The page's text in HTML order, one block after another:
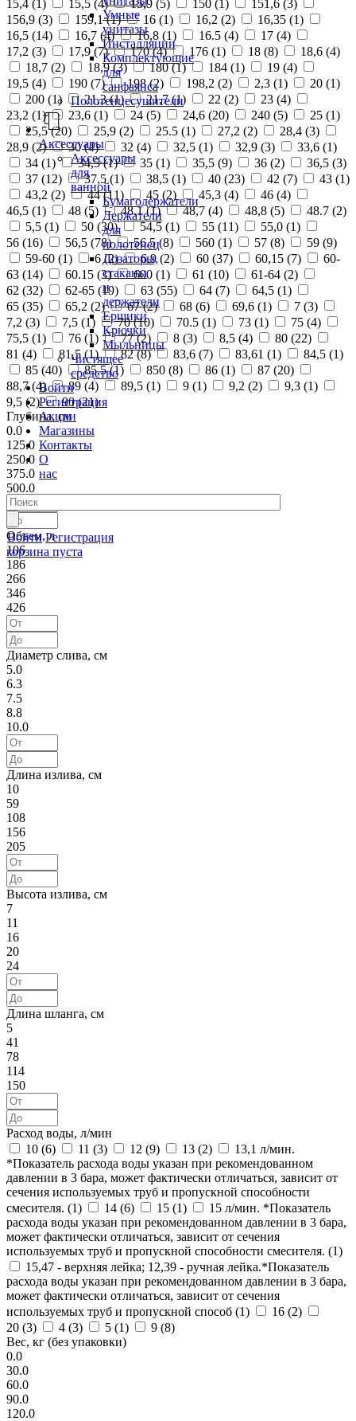
Умные
унитазы
Инсталляции
Комплектующие
для
санфаянса
Полотенцесушители
Аксессуары
Аксессуары
для
ванной
Бумагодержатели
Держатели
для
полотенец
Дозаторы,
стаканы
и
держатели
Ершики
Крючки
Мыльницы
Чистящее
средство
Войти
Регистрация
Акции
Магазины
Контакты
О
нас
Войти Регистрация
корзина пуста
15,4 (1 ) 15,5 (4) 15,9 (5) 150 (1 ) 151,6 (3)
156,9 (3) 159,1 (1) 16 (1) 16,2 (2) 16,35 (1)
16,5 (14) 16,7 (4) 16,8 (1) 16.5 (4) 17 (4)
17,2 (3) 17,9 (7) 170 (4) 176 (1) 18 (8) 18,6 (4)
18,7 (2) 18,9 (3) 180 (1) 184 (1) 19 (4)
19,5 (4) 190 (7) 198 (2) 198,2 (2) 2,3 (1) 20 (1)
200 (1) 21,3 (1) 21,7 (1) 22 (2) 23 (4)
23,2 (1) 23,6 (1) 24 (5) 24,6 (20) 240 (5) 25 (1)
25,5 (20) 25,9 (2) 25.5 (1) 27,2 (2) 28,4 (3)
28,9 (2) 30 (4) 32 (4) 32,5 (1) 32,9 (3) 33,6 (1)
34 (1) 34,5 (1) 35 (1) 35,5 (9) 36 (2) 36,5 (3)
37 (12) 37,5 (1) 38,5 (1) 40 (23) 42 (7) 43 (1)
43,2 (2) 44 (11) 45 (2) 45,3 (4) 46 (4)
46,5 (1) 48 (5) 48,1 (1) 48,7 (4) 48,8 (5) 48.7 (2)
5,5 (1) 50 (30) 54,5 (1) 55 (11) 55,0 (1)
56 (16) 56,5 (78) 56.5 (8) 560 (1) 57 (8) 59 (9)
59-60 (1) 6 (2) 6,9 (2) 60 (37) 60,15 (7)
60-
63 (14) 60.15 (3) 600 (1) 61 (10) 61-64 (2)
62 (32) 62-65 (19) 63 (55) 64 (7) 64,5 (1)
65 (35) 65,2 (2) 67 (2) 68 (6) 69,6 (1) 7 (3)
7,2 (3) 7,5 (1) 70 (10) 70.5 (1) 73 (1) 75 (4)
75,5 (1) 76 (1) 77 (2) 8 (3) 8,5 (4) 80 (22)
81 (4) 81,5 (1) 82 (8) 83,6 (7) 83,61 (1) 84,5 (1)
85 (40) 85,5 (1) 850 (8) 86 (1) 87 (20)
88,7 (4) 89 (4) 89,5 (1) 9 (1) 9,2 (2) 9,3 (1)
9,5 (2) 90 (21)
Глубина, см
0.0
125.0
250.0
375.0
500.0
Объем, л
106
186
266
346
426
Диаметр слива, см
5.0
6.3
7.5
8.8
10.0
Длина излива, см
10
59
108
156
205
Высота излива, см
7
11
16
20
24
Длина шланга, см
5
41
78
114
150
Расход воды, л/мин
10 (6) 11 (3) 12 (9) 13 (2)
13,1 л/мин.
*Показатель расхода воды указан при рекомендованном
давлении в 3 бара, может фактически отличаться, зависит от
сечения используемых труб и пропускной способности
смесителя. (1) 14 (6) 15 (1)
15 л/мин. *Показатель
расхода воды указан при рекомендованном давлении в 3 бара,
может фактически отличаться, зависит от сечения
используемых труб и пропускной способности смесителя. (1)
15,47 - верхняя лейка; 12,39 - ручная лейка.*Показатель
расхода воды указан при рекомендованном давлении в 3 бара,
может фактически отличаться, зависит от сечения
используемых труб и пропускной способ (1) 16 (2)
20 (3) 4 (3) 5 (1) 9 (8)
Вес, кг (без упаковки)
0.0
30.0
60.0
90.0
120.0